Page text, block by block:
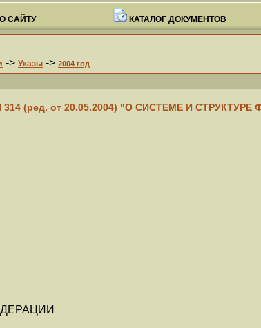
САЙТУ КАТАЛОГ ДОКУМЕНТОВ
-> Указы -> 2004 год
314 (ред. от 20.05.2004) "О СИСТЕМЕ И